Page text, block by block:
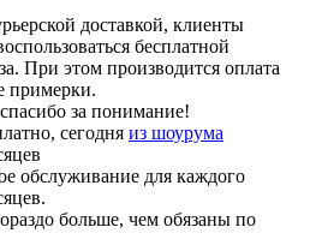
доставкой, клиенты
бесплатной
При этом производится оплата
примерки.
за понимание!
сегодня из шоурума
обслуживание для каждого
больше, чем обязаны по